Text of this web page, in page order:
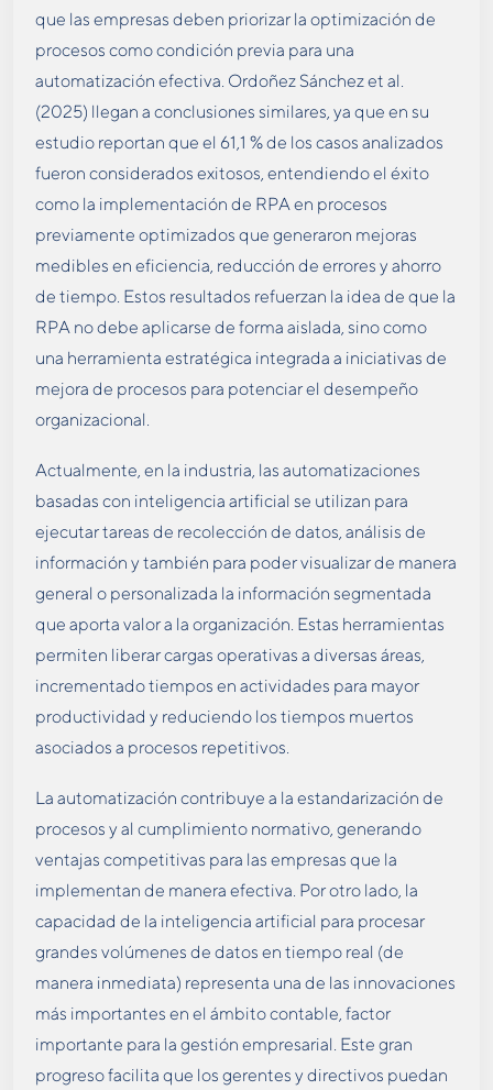
que las empresas deben priorizar la optimización de
procesos como condición previa para una
automatización efectiva. Ordoñez Sánchez et al.
(2025) llegan a conclusiones similares, ya que en su
estudio reportan que el 61,1 % de los casos analizados
fueron considerados exitosos, entendiendo el éxito
como la implementación de RPA en procesos
previamente optimizados que generaron mejoras
medibles en eficiencia, reducción de errores y ahorro
de tiempo. Estos resultados refuerzan la idea de que la
RPA no debe aplicarse de forma aislada, sino como
una herramienta estratégica integrada a iniciativas de
mejora de procesos para potenciar el desempeño
organizacional.
Actualmente, en la industria, las automatizaciones
basadas con inteligencia artificial se utilizan para
ejecutar tareas de recolección de datos, análisis de
información y también para poder visualizar de manera
general o personalizada la información segmentada
que aporta valor a la organización. Estas herramientas
permiten liberar cargas operativas a diversas áreas,
incrementado tiempos en actividades para mayor
productividad y reduciendo los tiempos muertos
asociados a procesos repetitivos.
La automatización contribuye a la estandarización de
procesos y al cumplimiento normativo, generando
ventajas competitivas para las empresas que la
implementan de manera efectiva. Por otro lado, la
capacidad de la inteligencia artificial para procesar
grandes volúmenes de datos en tiempo real (de
manera inmediata) representa una de las innovaciones
más importantes en el ámbito contable, factor
importante para la gestión empresarial. Este gran
progreso facilita que los gerentes y directivos puedan